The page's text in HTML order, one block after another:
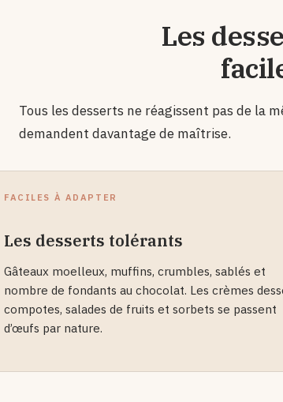
Les
Tous les desserts ne réagissent pas de la
demandent davantage de maîtrise.
FACILES À ADAPTER
Les desserts tolérants
Gâteaux moelleux, muffins, crumbles, sablés et
nombre de fondants au chocolat. Les crèmes
compotes, salades de fruits et sorbets se passent
d’œufs par nature.